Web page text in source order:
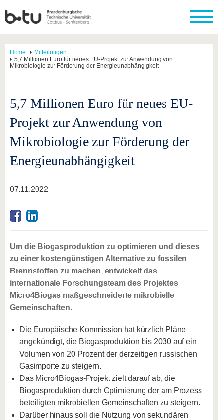
Home
Mitteilungen
5,7 Millionen Euro für neues EU-Projekt zur Anwendung von
Mikrobiologie zur Förderung der Energieunabhängigkeit
5,7 Millionen Euro für neues EU-
Projekt zur Anwendung von
Mikrobiologie zur Förderung der
Energieunabhängigkeit
07.11.2022
Um die Biogasproduktion zu optimieren und dieses
zu einer kostengünstigen Alternative zu fossilen
Brennstoffen zu machen, entwickelt das
internationale Forschungsteam des Projektes
Micro4Biogas maßgeschneiderte mikrobielle
Gemeinschaften.
Die Europäische Kommission hat kürzlich Pläne
angekündigt, die Biogasproduktion bis 2030 auf ein
Volumen von 20 Prozent der derzeitigen russischen
Gasimporte zu steigern.
Das Micro4Biogas-Projekt zielt darauf ab, die
Biogasproduktion durch Optimierung der am Prozess
beteiligten mikrobiellen Gemeinschaften zu steigern.
Darüber hinaus soll die Nutzung von sekundären